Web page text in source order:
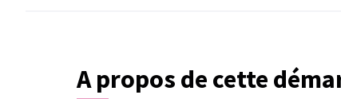
A propos de cette